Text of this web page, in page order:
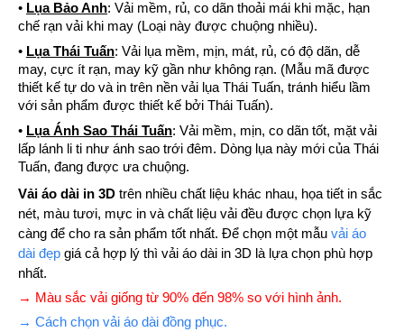
• Lụa Bảo Anh: Vải mềm, rủ, co dãn thoải mái khi mặc, hạn
chế rạn vải khi may (Loại này được chuộng nhiều).
• Lụa Thái Tuấn: Vải lụa mềm, mịn, mát, rủ, có độ dãn, dễ
may, cực ít rạn, may kỹ gần như không rạn. (Mẫu mã được
thiết kế tự do và in trên nền vải lụa Thái Tuấn, tránh hiểu lầm
với sản phẩm được thiết kế bởi Thái Tuấn).
• Lụa Ánh Sao Thái Tuấn: Vải mềm, mịn, co dãn tốt, mặt vải
lấp lánh li ti như ánh sao trới đêm. Dòng lụa này mới của Thái
Tuấn, đang được ưa chuộng.
Vải áo dài in 3D trên nhiều chất liệu khác nhau, họa tiết in sắc
nét, màu tươi, mực in và chất liệu vải đều được chọn lựa kỹ
càng để cho ra sản phẩm tốt nhất. Để chọn một mẫu vải áo
dài đẹp giá cả hợp lý thì vải áo dài in 3D là lựa chọn phù hợp
nhất.
→ Màu sắc vải giống từ 90% đến 98% so với hình ảnh.
→ Cách chọn vải áo dài đồng phục.